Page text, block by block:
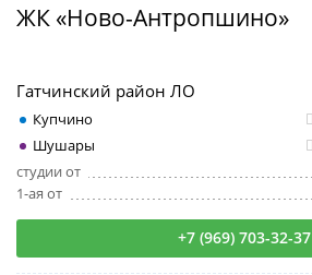
ЖК «Ново-Антропшино»
Гатчинский район ЛО
Купчино
Шушары
студии от
1-ая от
+7 (969) 703-32-37